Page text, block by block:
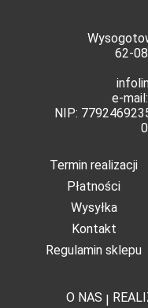
62-
e-mail:
NIP:
Termin realizacji
Płatności
Wysyłka
Kontakt
Regulamin sklepu
O NAS |